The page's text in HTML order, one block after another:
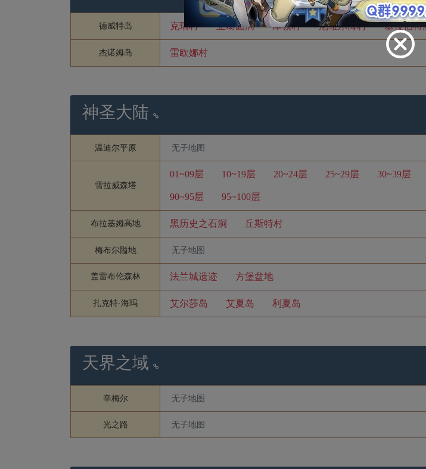
德威特岛 克瑞村 立葛曲洞 摩顿村 尼维尔海村 塞拉伯特
杰诺姆岛 雷欧娜村
神圣大陆
温迪尔平原 无子地图
雪拉威森塔
01~09层 10~19层 20~24层 25~29层 30~39层
90~95层 95~100层
布拉基姆高地 黑历史之石洞 丘斯特村
梅布尔隘地 无子地图
盖雷布伦森林 法兰城遗迹 方堡盆地
扎克特·海玛 艾尔莎岛 艾夏岛 利夏岛
天界之域
辛梅尔 无子地图
光之路 无子地图